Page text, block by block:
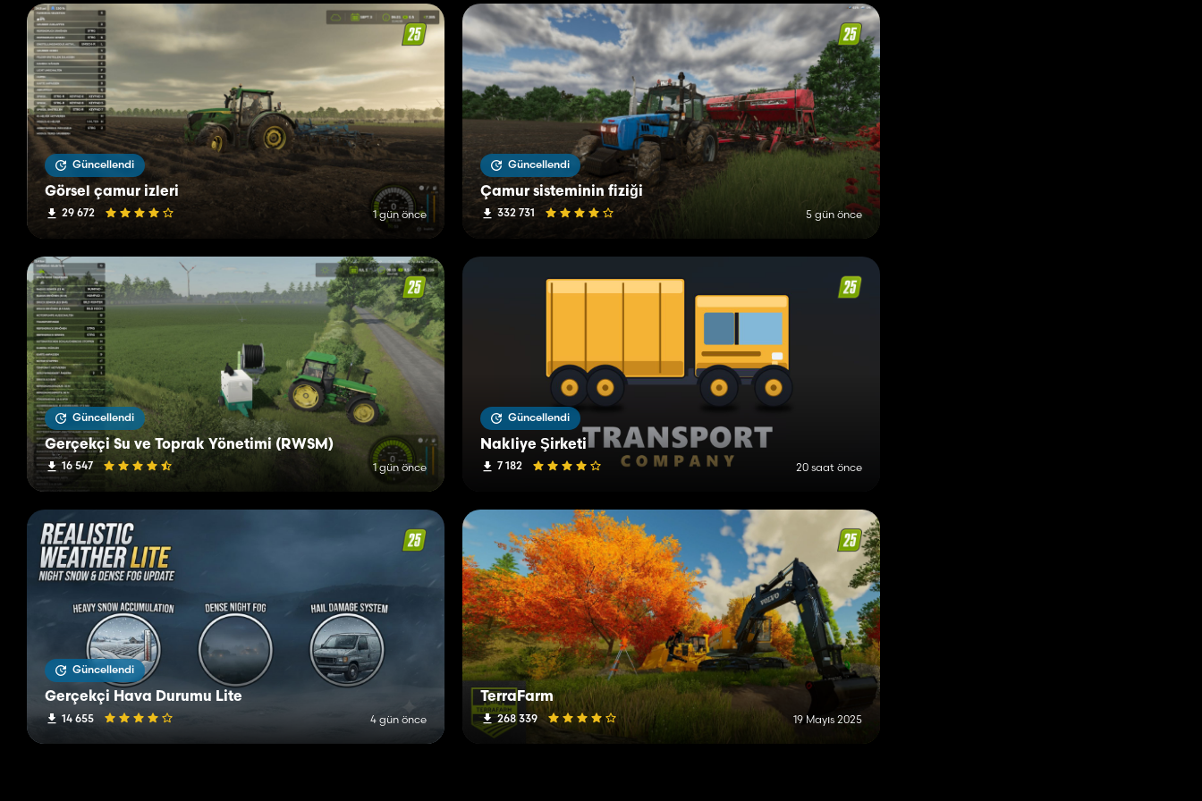
Güncellendi
Görsel çamur izleri
29 672 1 gün önce
Güncellendi
Çamur sisteminin fiziği
332 731 5 gün önce
Güncellendi
Gerçekçi Su ve Toprak Yönetimi (RWSM)
16 547 1 gün önce
Güncellendi
Nakliye Şirketi
7 182 20 saat önce
Güncellendi
Gerçekçi Hava Durumu Lite
14 655 4 gün önce
TerraFarm
268 339 19 Mayıs 2025